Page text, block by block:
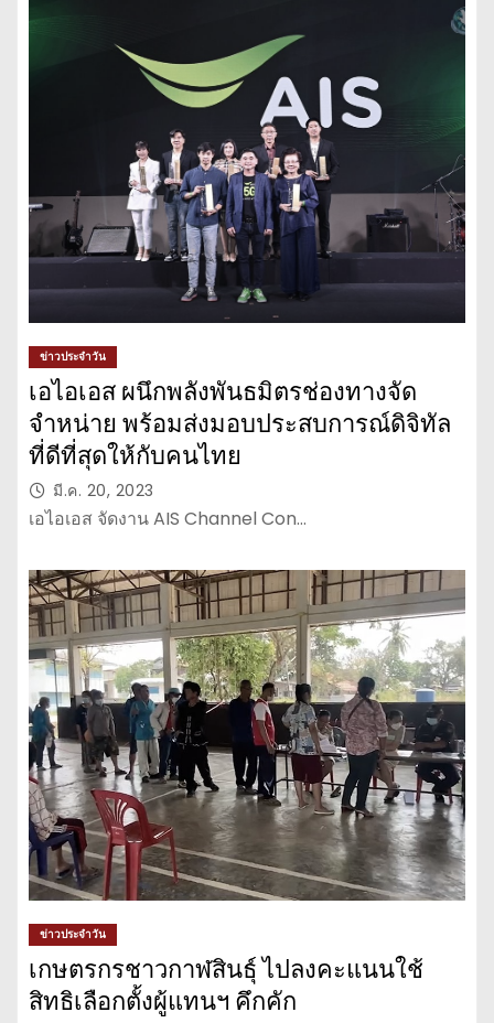
ข่าวประจำวัน
เอไอเอส ผนึกพลังพันธมิตรช่องทางจัด
จำหน่าย พร้อมส่งมอบประสบการณ์ดิจิทัล
ที่ดีที่สุดให้กับคนไทย
มี.ค. 20, 2023
เอไอเอส จัดงาน AIS Channel Con…
ข่าวประจำวัน
เกษตรกรชาวกาฬสินธุ์ ไปลงคะแนนใช้
สิทธิเลือกตั้งผู้แทนฯ คึกคัก